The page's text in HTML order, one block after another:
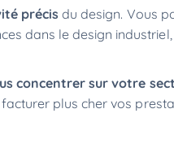
précis du design. Vous
dans le design
concentrer sur votre
plus cher vos